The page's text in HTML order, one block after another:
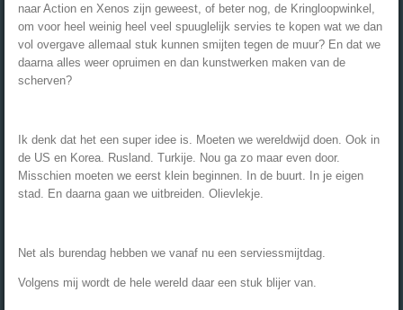
naar Action en Xenos zijn geweest, of beter nog, de Kringloopwinkel,
om voor heel weinig heel veel spuuglelijk servies te kopen wat we dan
vol overgave allemaal stuk kunnen smijten tegen de muur? En dat we
daarna alles weer opruimen en dan kunstwerken maken van de
scherven?
Ik denk dat het een super idee is. Moeten we wereldwijd doen. Ook in
de US en Korea. Rusland. Turkije. Nou ga zo maar even door.
Misschien moeten we eerst klein beginnen. In de buurt. In je eigen
stad. En daarna gaan we uitbreiden. Olievlekje.
Net als burendag hebben we vanaf nu een serviessmijtdag.
Volgens mij wordt de hele wereld daar een stuk blijer van.